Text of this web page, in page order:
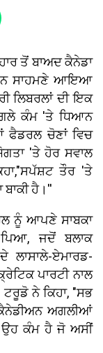
ਤੋਂ ਬਾਅਦ ਕੈਨੇਡਾ
ਸਾਹਮਣੇ ਆਇਆ
ਲਿਬਰਲਾਂ ਦੀ ਇਕ
ਕੰਮ 'ਤੇ ਧਿਆਨ
ਫੈਡਰਲ ਚੋਣਾਂ ਵਿਚ
'ਤੇ ਹੋਰ ਸਵਾਲ
ਤੌਰ 'ਤੇ
ਹੈ।''
ਨੂੰ ਆਪਣੇ ਸਾਬਕਾ
ਜਦੋਂ ਬਲਾਕ
ਏਮਾਰਡ-
ਪਾਰਟੀ ਨਾਲ
ਟਰੂਡੋ ਨੇ ਕਿਹਾ, "ਸਭ
ਅਗਲੀਆਂ
ਉਹ ਕੰਮ ਹੈ ਜੋ ਅਸੀਂ